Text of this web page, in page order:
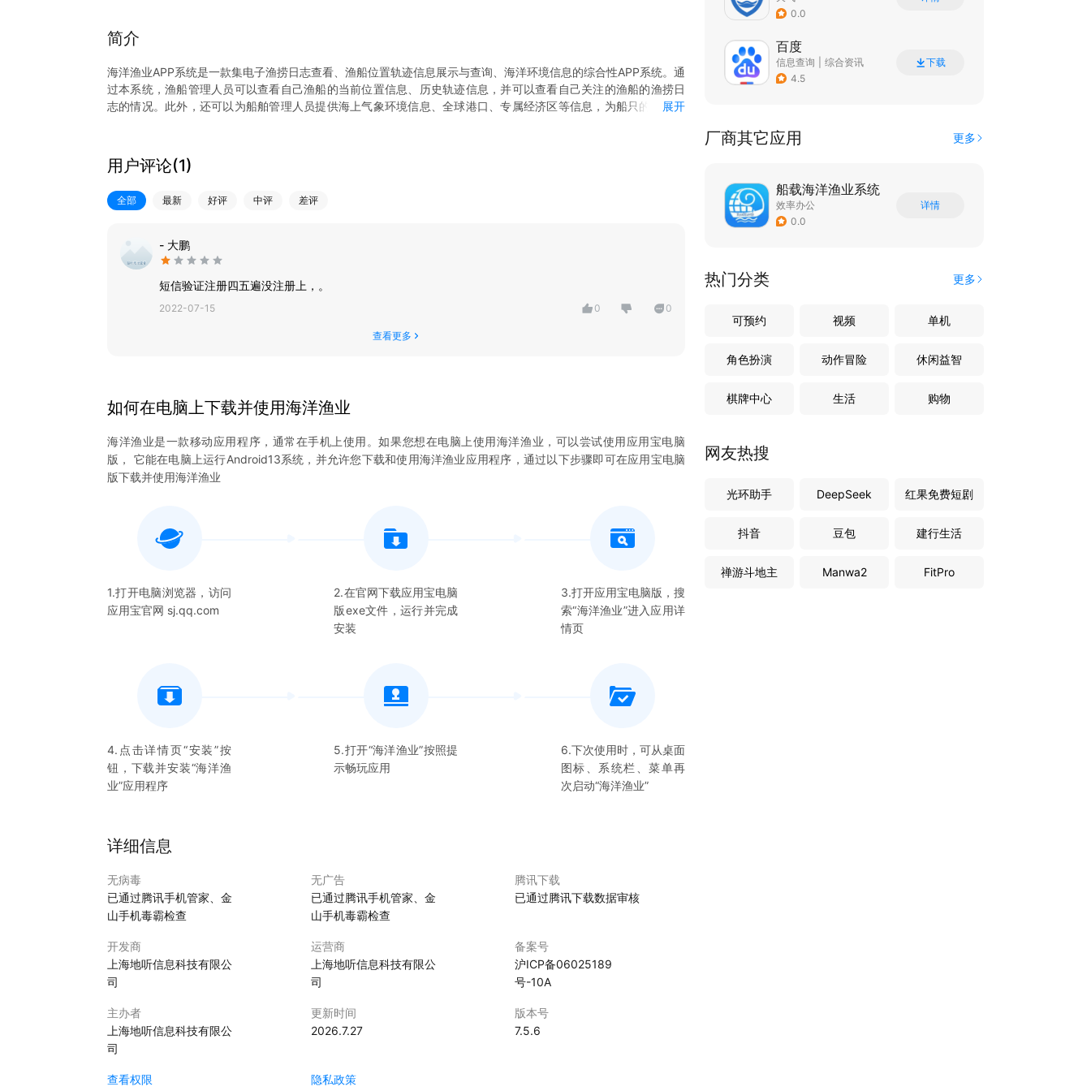
简介
海洋渔业APP系统是一款集电子渔捞日志查看、渔船位置轨迹信息展示与查询、海洋环境信息的综合性APP系统。通
过本系统，渔船管理人员可以查看自己渔船的当前位置信息、历史轨迹信息，并可以查看自己关注的渔船的渔捞日
志的情况。此外，还可以为船舶管理人员提供海上气象环境信息、全球港口、专属经济区等信息，为船只的安全作
展开
用户评论(1)
全部 最新 好评 中评 差评
- 大鹏
短信验证注册四五遍没注册上，。
2022-07-15 0 0
查看更多
如何在电脑上下载并使用海洋渔业
海洋渔业是一款移动应用程序，通常在手机上使用。如果您想在电脑上使用海洋渔业 ，可以尝试使用应用宝电脑
版， 它能在电脑上运行Android13系统，并允许您下载和使用海洋渔业应用程序，通过以下步骤即可在应用宝电脑
版下载并使用海洋渔业
1.打开电脑浏览器，访问
应用宝官网 sj.qq.com
2.在官网下载应用宝电脑
版exe文件，运行并完成
安装
3.打开应用宝电脑版，搜
索“海洋渔业”进入应用详
情页
4.点击详情页“安装”按
钮，下载并安装“海洋渔
业”应用程序
5.打开“海洋渔业”按照提
示畅玩应用
6.下次使用时，可从桌面
图标、系统栏、菜单再
次启动“海洋渔业”
详细信息
无病毒
已通过腾讯手机管家、金
山手机毒霸检查
无广告
已通过腾讯手机管家、金
山手机毒霸检查
腾讯下载
已通过腾讯下载数据审核
开发商
上海地听信息科技有限公
司
运营商
上海地听信息科技有限公
司
备案号
沪ICP备06025189
号-10A
主办者
上海地听信息科技有限公
司
更新时间
2026.7.27
版本号
7.5.6
查看权限 隐私政策
0.0
百度
信息查询
综合资讯
4.5
下载
厂商其它应用 更多
船载海洋渔业系统
效率办公
0.0
详情
热门分类 更多
可预约 视频 单机
角色扮演 动作冒险 休闲益智
棋牌中心 生活 购物
网友热搜
光环助手 DeepSeek 红果免费短剧
抖音 豆包 建行生活
禅游斗地主 Manwa2 FitPro